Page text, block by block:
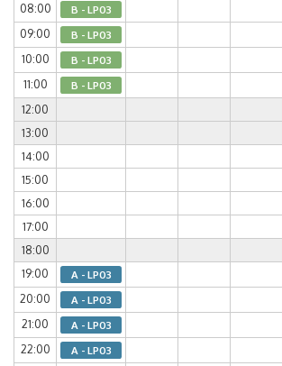
08:00
B - LP03
09:00 B - LP03
10:00 B - LP03
11:00 B - LP03
12:00
13:00
14:00
15:00
16:00
17:00
18:00
19:00
A - LP03
20:00 A - LP03
21:00 A - LP03
22:00 A - LP03